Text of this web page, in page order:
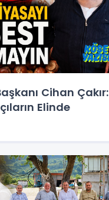
Cihan Çakır:
Elinde